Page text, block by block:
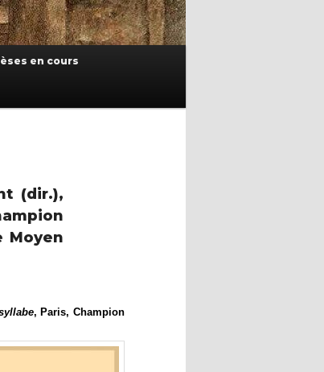
en cours
(dir.),
Moyen
, Paris, Champion